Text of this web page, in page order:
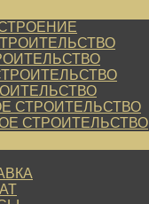
СТРОИТЕЛЬСТВО
СТРОИТЕЛЬСТВО